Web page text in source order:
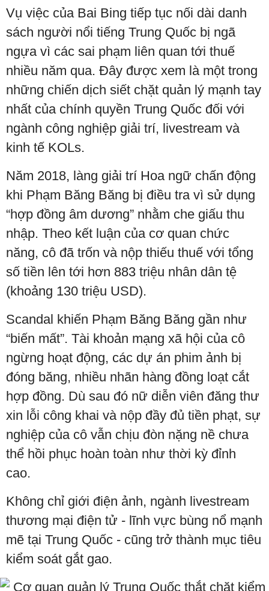
Vụ việc của Bai Bing tiếp tục nối dài danh
sách người nổi tiếng Trung Quốc bị ngã
ngựa vì các sai phạm liên quan tới thuế
nhiều năm qua. Đây được xem là một trong
những chiến dịch siết chặt quản lý mạnh tay
nhất của chính quyền Trung Quốc đối với
ngành công nghiệp giải trí, livestream và
kinh tế KOLs.
Năm 2018, làng giải trí Hoa ngữ chấn động
khi Phạm Băng Băng bị điều tra vì sử dụng
“hợp đồng âm dương” nhằm che giấu thu
nhập. Theo kết luận của cơ quan chức
năng, cô đã trốn và nộp thiếu thuế với tổng
số tiền lên tới hơn 883 triệu nhân dân tệ
(khoảng 130 triệu USD).
Scandal khiến Phạm Băng Băng gần như
“biến mất”. Tài khoản mạng xã hội của cô
ngừng hoạt động, các dự án phim ảnh bị
đóng băng, nhiều nhãn hàng đồng loạt cắt
hợp đồng. Dù sau đó nữ diễn viên đăng thư
xin lỗi công khai và nộp đầy đủ tiền phạt, sự
nghiệp của cô vẫn chịu đòn nặng nề chưa
thể hồi phục hoàn toàn như thời kỳ đỉnh
cao.
Không chỉ giới điện ảnh, ngành livestream
thương mại điện tử - lĩnh vực bùng nổ mạnh
mẽ tại Trung Quốc - cũng trở thành mục tiêu
kiểm soát gắt gao.